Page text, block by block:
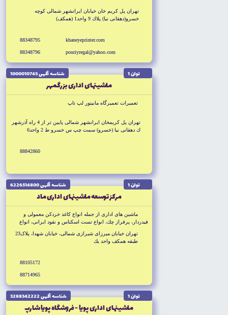
تهران پل كريم خان خيابان ايرانشهر شمالى كوچه
خسرو(دهقانى نيا) پلاك 9 واحد1 (همكف)
khaneyeprinter.com
pouriyregal@yahoo.com
88348795
88348796
توان 1 شناسه آگهى 1000010745
ماشينهاى ادارى بزرگمهر
تعميرات تعميرگاه مانيتور لپ تاپ
تهران پل كريمخان ايرانشهر شمالى پايين تر از 4 راه آذرشهر
ك دهقانى نيا (خسرو) سمت چپ س خسرو ط 2 واحد6
88842860
توان 1 شناسه آگهى 6226514800
مركز توسعه ماشينهاى ادارى ماد
ماشين هاى ادارى از جمله انواع كاغذ خردكن معمولى و
فيدردار، پرفراز چك، انواع تست اسكناس و نقود ايرانى، انواع
باد دستى
تهران خيابان ميرزاى شيرازى شمالى، خيابان شهدا، پلاک23
طبقه همکف واحد يك
88105172
88714965
توان 1 شناسه آگهى 3288342222
ماشينهاى ادارى پويا - فروشگاه پويا شارپ